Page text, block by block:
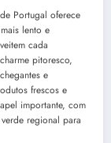
Portugal oferece
lento e
cada
pitoresco,
e
frescos e
importante, com
regional para